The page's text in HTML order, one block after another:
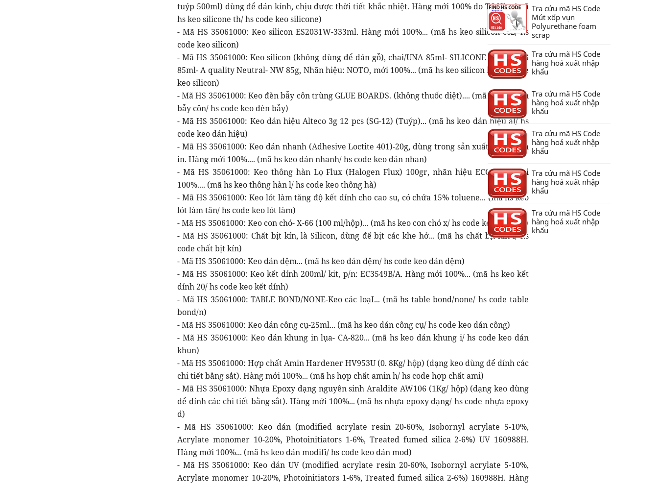
tuýp 500ml) dùng để dán kính, chịu được thời tiết khắc nhiệt. Hàng mới 100% do TQSX... (mã
hs keo silicone th/ hs code keo silicone)
- Mã HS 35061000: Keo silicon ES2031W-333ml. Hàng mới 100%... (mã hs keo silicon es2/ hs
code keo silicon)
- Mã HS 35061000: Keo silicon (không dùng để dán gỗ), chai/UNA 85ml- SILICONE SEALANTS
85ml- A quality Neutral- NW 85g, Nhãn hiệu: NOTO, mới 100%... (mã hs keo silicon kh/ hs code
keo silicon)
- Mã HS 35061000: Keo đèn bẫy côn trùng GLUE BOARDS. (không thuốc diệt).... (mã hs keo đèn
bẫy côn/ hs code keo đèn bẫy)
- Mã HS 35061000: Keo dán hiệu Alteco 3g 12 pcs (SG-12) (Tuýp)... (mã hs keo dán hiệu al/ hs
code keo dán hiệu)
- Mã HS 35061000: Keo dán nhanh (Adhesive Loctite 401)-20g, dùng trong sản xuất tấm mạch
in. Hàng mới 100%.... (mã hs keo dán nhanh/ hs code keo dán nhan)
- Mã HS 35061000: Keo thông hàn Lọ Flux (Halogen Flux) 100gr, nhãn hiệu ECOJOIN, mới
100%.... (mã hs keo thông hàn l/ hs code keo thông hà)
- Mã HS 35061000: Keo lót làm tăng độ kết dính cho cao su, có chứa 15% toluene... (mã hs keo
lót làm tăn/ hs code keo lót làm)
- Mã HS 35061000: Keo con chó- X-66 (100 ml/hộp)... (mã hs keo con chó x/ hs code keo con chó)
- Mã HS 35061000: Chất bịt kín, là Silicon, dùng để bịt các khe hở... (mã hs chất bịt kín l/ hs
code chất bịt kín)
- Mã HS 35061000: Keo dán đệm... (mã hs keo dán đệm/ hs code keo dán đệm)
- Mã HS 35061000: Keo kết dính 200ml/ kit, p/n: EC3549B/A. Hàng mới 100%... (mã hs keo kết
dính 20/ hs code keo kết dính)
- Mã HS 35061000: TABLE BOND/NONE-Keo các loạI... (mã hs table bond/none/ hs code table
bond/n)
- Mã HS 35061000: Keo dán công cụ-25ml... (mã hs keo dán công cụ/ hs code keo dán công)
- Mã HS 35061000: Keo dán khung in lụa- CA-820... (mã hs keo dán khung i/ hs code keo dán
khun)
- Mã HS 35061000: Hợp chất Amin Hardener HV953U (0. 8Kg/ hộp) (dạng keo dùng để dính các
chi tiết bằng sắt). Hàng mới 100%... (mã hs hợp chất amin h/ hs code hợp chất ami)
- Mã HS 35061000: Nhựa Epoxy dạng nguyên sinh Araldite AW106 (1Kg/ hộp) (dạng keo dùng
để dính các chi tiết bằng sắt). Hàng mới 100%... (mã hs nhựa epoxy dạng/ hs code nhựa epoxy
d)
- Mã HS 35061000: Keo dán (modified acrylate resin 20-60%, Isobornyl acrylate 5-10%,
Acrylate monomer 10-20%, Photoinitiators 1-6%, Treated fumed silica 2-6%) UV 160988H.
Hàng mới 100%... (mã hs keo dán modifi/ hs code keo dán mod)
- Mã HS 35061000: Keo dán UV (modified acrylate resin 20-60%, Isobornyl acrylate 5-10%,
Acrylate monomer 10-20%, Photoinitiators 1-6%, Treated fumed silica 2-6%) 160988H. Hàng
Tra cứu mã HS Code
Mút xốp vụn
Polyurethane foam
scrap
Tra cứu mã HS Code
hàng hoá xuất nhập
khẩu
Tra cứu mã HS Code
hàng hoá xuất nhập
khẩu
Tra cứu mã HS Code
hàng hoá xuất nhập
khẩu
Tra cứu mã HS Code
hàng hoá xuất nhập
khẩu
Tra cứu mã HS Code
hàng hoá xuất nhập
khẩu